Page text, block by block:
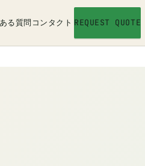
る質問 コンタクト REQUEST QUOTE